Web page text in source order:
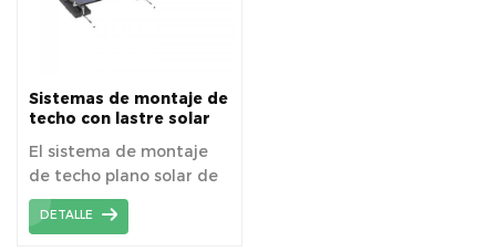
Sistemas de montaje de
techo con lastre solar
El sistema de montaje
de techo plano solar de
doble inclinación East
West es un diseño
DETALLE